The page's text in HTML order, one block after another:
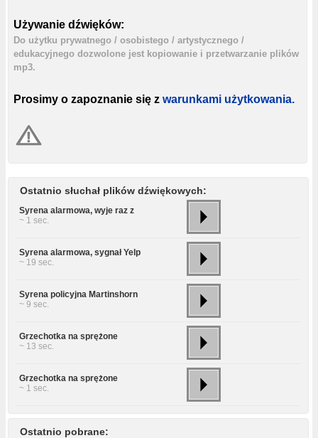
Używanie dźwięków:
Do użytku prywatnego / osobistego / artystycznego /
edukacyjnego dozwolone jest kopiowanie i przetwarzanie plików
mp3.
Prosimy o zapoznanie się z warunkami użytkowania.
Ostatnio słuchał plików dźwiękowych:
Syrena alarmowa, wyje raz z
~ 1 sec.
Syrena alarmowa, sygnał Yelp
~ 19 sec.
Syrena policyjna Martinshorn
~ 9 sec.
Grzechotka na sprężone
~ 13 sec.
Grzechotka na sprężone
~ 1 sec.
Ostatnio pobrane: